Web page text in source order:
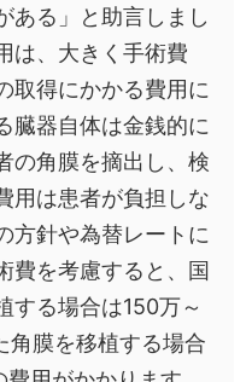
ある」と助言しまし
は、大きく手術費
取得にかかる費用に
臓器自体は金銭的に
の角膜を摘出し、検
用は患者が負担しな
方針や為替レートに
費を考慮すると、国
する場合は150万～
角膜を移植する場合